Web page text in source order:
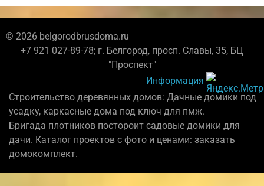
© 2026 belgorodbrusdoma.ru
+7 921 027-89-78; г. Белгород, просп. Славы, 35, БЦ
"Проспект"
Информация
Строительство деревянных домов: Дачные домики под
усадку, каркасные дома под ключ для пмж.
Бригада плотников постороит садовые домики для
дачи. Каталог проектов с фото и ценами: заказать
домокомплект.